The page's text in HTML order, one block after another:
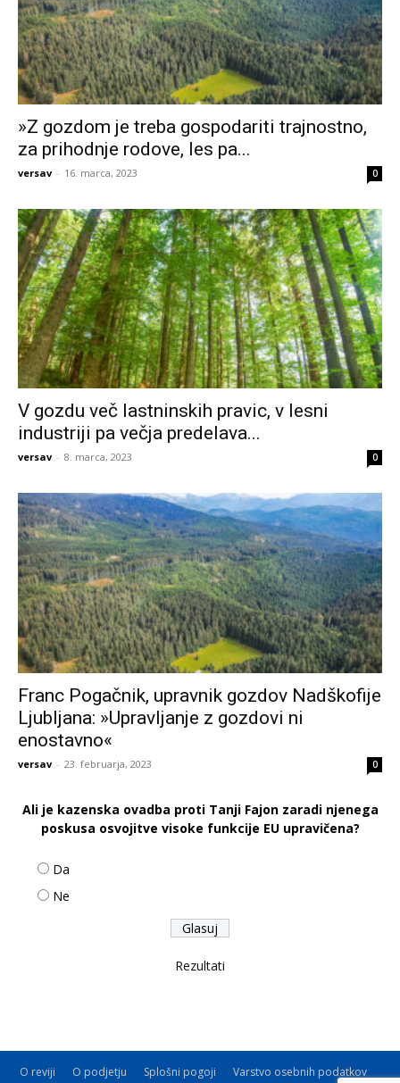
»Z gozdom je treba gospodariti trajnostno,
za prihodnje rodove, les pa...
versav - 16. marca, 2023 0
V gozdu več lastninskih pravic, v lesni
industriji pa večja predelava...
versav - 8. marca, 2023 0
Franc Pogačnik, upravnik gozdov Nadškofije
Ljubljana: »Upravljanje z gozdovi ni
enostavno«
versav - 23. februarja, 2023 0
Ali je kazenska ovadba proti Tanji Fajon zaradi njenega
poskusa osvojitve visoke funkcije EU upravičena?
Da
Ne
Rezultati
O reviji O podjetju Splošni pogoji
Varstvo osebnih podatkov